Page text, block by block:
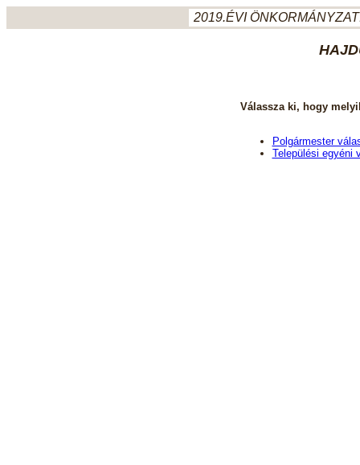
2019.ÉVI
Válassza ki, hogy
Polgármester
Települési egyéni